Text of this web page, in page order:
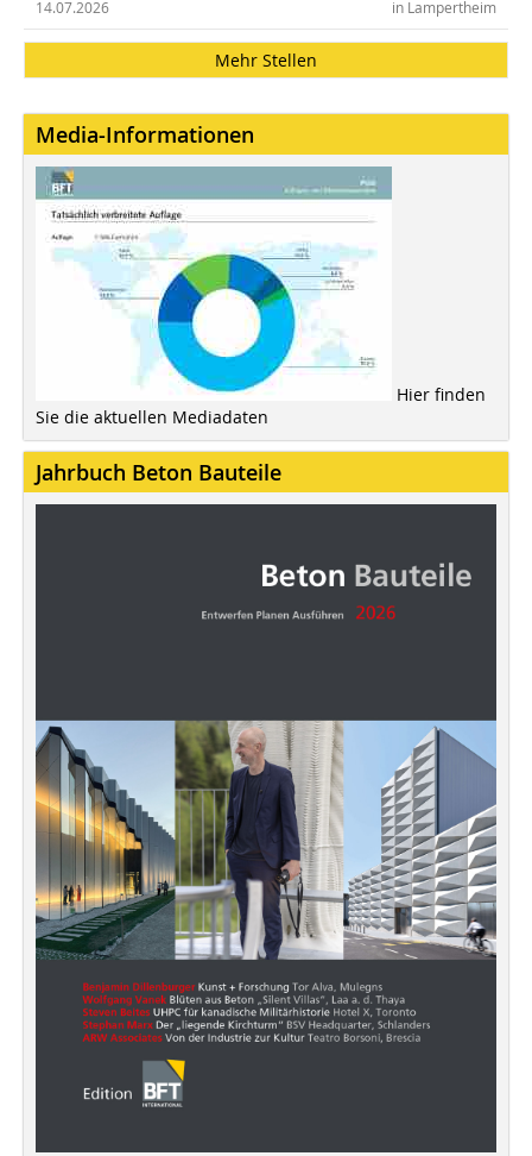
in Lampertheim
14.07.2026
Mehr Stellen
Media-Informationen
Hier finden
Sie die aktuellen Mediadaten
Jahrbuch Beton Bauteile